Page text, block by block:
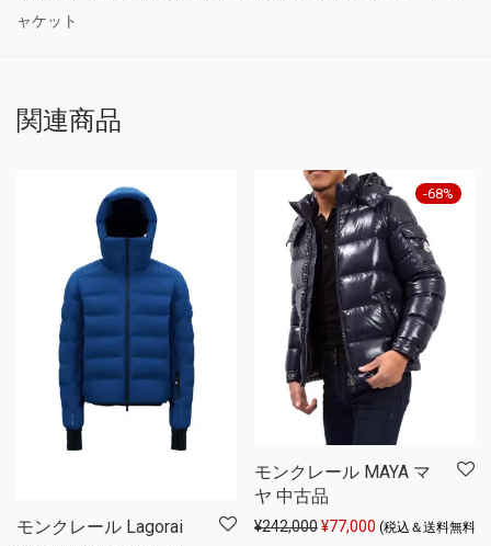
ャケット
関連商品
モンクレール Lagorai
-68%
モンクレール MAYA マ
ヤ 中古品
¥242,000元の価格は ¥242,000 で
¥77,000 現在の価格は
(税込＆送料無料)